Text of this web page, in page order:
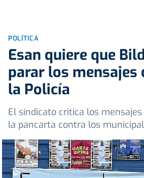
POLÍTICA
Esan quiere que
parar los mensajes
la Policía
El sindicato critica los
la pancarta contra los